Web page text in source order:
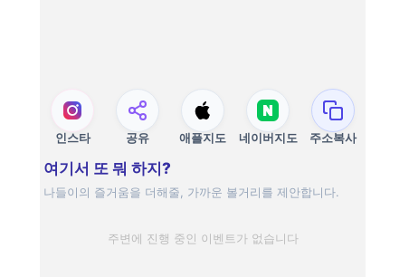
인스타 공유 애플지도 네이버지도 주소복사
여기서 또 뭐 하지?
나들이의 즐거움을 더해줄, 가까운 볼거리를 제안합니다.
주변에 진행 중인 이벤트가 없습니다